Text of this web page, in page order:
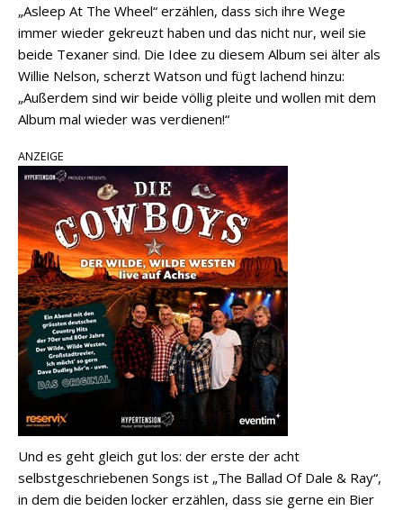
„Asleep At The Wheel“ erzählen, dass sich ihre Wege
immer wieder gekreuzt haben und das nicht nur, weil sie
beide Texaner sind. Die Idee zu diesem Album sei älter als
Willie Nelson, scherzt Watson und fügt lachend hinzu:
„Außerdem sind wir beide völlig pleite und wollen mit dem
Album mal wieder was verdienen!“
ANZEIGE
Und es geht gleich gut los: der erste der acht
selbstgeschriebenen Songs ist „The Ballad Of Dale & Ray“,
in dem die beiden locker erzählen, dass sie gerne ein Bier